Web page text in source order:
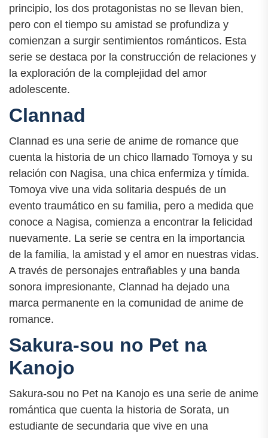
principio, los dos protagonistas no se llevan bien,
pero con el tiempo su amistad se profundiza y
comienzan a surgir sentimientos románticos. Esta
serie se destaca por la construcción de relaciones y
la exploración de la complejidad del amor
adolescente.
Clannad
Clannad es una serie de anime de romance que
cuenta la historia de un chico llamado Tomoya y su
relación con Nagisa, una chica enfermiza y tímida.
Tomoya vive una vida solitaria después de un
evento traumático en su familia, pero a medida que
conoce a Nagisa, comienza a encontrar la felicidad
nuevamente. La serie se centra en la importancia
de la familia, la amistad y el amor en nuestras vidas.
A través de personajes entrañables y una banda
sonora impresionante, Clannad ha dejado una
marca permanente en la comunidad de anime de
romance.
Sakura-sou no Pet na
Kanojo
Sakura-sou no Pet na Kanojo es una serie de anime
romántica que cuenta la historia de Sorata, un
estudiante de secundaria que vive en una